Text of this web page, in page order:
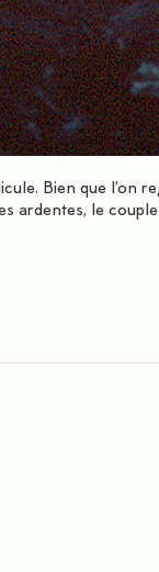
Bien que l’on
ardentes, le